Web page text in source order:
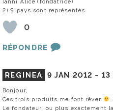
Ianni Alice (fondatrice)
2) 9 pays sont représentés
0
RÉPONDRE
REGINEA 9 JAN 2012 - 13
Bonjour,
Ces trois produits me font rêver
Le fondateur, ou plus exactement